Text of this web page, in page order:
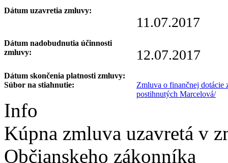
Dátum uzavretia zmluvy:
11.07.2017
Dátum nadobudnutia účinnosti
zmluvy:
12.07.2017
Dátum skončenia platnosti zmluvy:
Súbor na stiahnutie:
Zmluva o finančnej dotácie
postihnutých Marcelová/
Info
Kúpna zmluva uzavretá v
Občianskeho zákonníka